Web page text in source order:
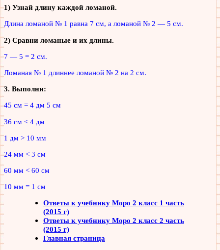
1) Узнай длину каждой ломаной.
Длина ломаной № 1 равна 7 см, а ломаной № 2 — 5 см.
2) Сравни ломаные и их длины.
7 — 5 = 2 см.
Ломаная № 1 длиннее ломаной № 2 на 2 см.
3. Выполни:
45 см = 4 дм 5 см
36 см < 4 дм
1 дм > 10 мм
24 мм < 3 см
60 мм < 60 см
10 мм = 1 см
Ответы к учебнику Моро 2 класс 1 часть
(2015 г)
Ответы к учебнику Моро 2 класс 2 часть
(2015 г)
Главная страница